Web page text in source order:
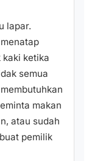
lapar.
kaki ketika
semua
makan
atau sudah
pemilik